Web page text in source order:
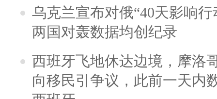
乌克兰宣布对俄“40天影响
两国对轰数据均创纪录
西班牙飞地休达边境，摩洛
向移民引争议，此前一天内